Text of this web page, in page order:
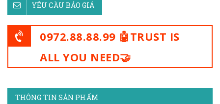
YÊU CẦU BÁO GIÁ
0972.88.88.99 🤖TRUST IS
ALL YOU NEED🤝
THÔNG TIN SẢN PHẨM